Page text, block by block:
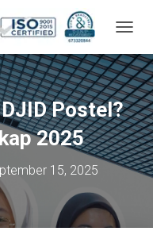
O
G
G
L
E
N
A
V
Postel?
2025
15, 2025